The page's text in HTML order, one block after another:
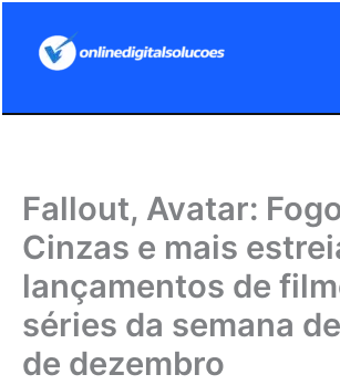
Fallout, Avatar:
Cinzas e mais
lançamentos de
séries da semana
de dezembro